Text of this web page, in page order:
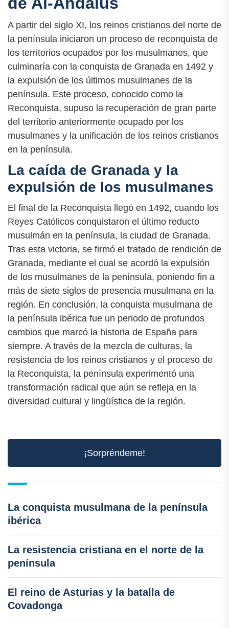
A partir del siglo XI, los reinos cristianos del norte de
la península iniciaron un proceso de reconquista de
los territorios ocupados por los musulmanes, que
culminaría con la conquista de Granada en 1492 y
la expulsión de los últimos musulmanes de la
península. Este proceso, conocido como la
Reconquista, supuso la recuperación de gran parte
del territorio anteriormente ocupado por los
musulmanes y la unificación de los reinos cristianos
en la península.
La caída de Granada y la
expulsión de los musulmanes
El final de la Reconquista llegó en 1492, cuando los
Reyes Católicos conquistaron el último reducto
musulmán en la península, la ciudad de Granada.
Tras esta victoria, se firmó el tratado de rendición de
Granada, mediante el cual se acordó la expulsión
de los musulmanes de la península, poniendo fin a
más de siete siglos de presencia musulmana en la
región. En conclusión, la conquista musulmana de
la península ibérica fue un periodo de profundos
cambios que marcó la historia de España para
siempre. A través de la mezcla de culturas, la
resistencia de los reinos cristianos y el proceso de
la Reconquista, la península experimentó una
transformación radical que aún se refleja en la
diversidad cultural y lingüística de la región.
¡Sorpréndeme!
La conquista musulmana de la península
ibérica
La resistencia cristiana en el norte de la
península
El reino de Asturias y la batalla de
Covadonga